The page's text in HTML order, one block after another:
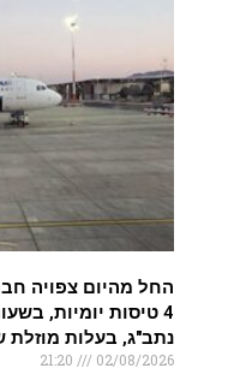
החל מהיום צפויה
4 טיסות יומיות,
נתב"ג, בעלות מוזלת של 99 שח לכרטיס
02/08/2026